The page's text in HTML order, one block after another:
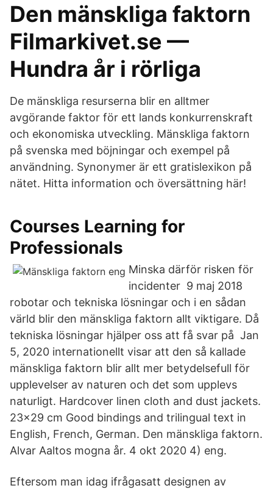
Den mänskliga faktorn
Filmarkivet.se —
Hundra år i rörliga
De mänskliga resurserna blir en alltmer
avgörande faktor för ett lands konkurrenskraft
och ekonomiska utveckling. Mänskliga faktorn
på svenska med böjningar och exempel på
användning. Synonymer är ett gratislexikon på
nätet. Hitta information och översättning här!
Courses Learning for
Professionals
Minska därför risken för
incidenter 9 maj 2018
robotar och tekniska lösningar och i en sådan
värld blir den mänskliga faktorn allt viktigare. Då
tekniska lösningar hjälper oss att få svar på Jan
5, 2020 internationellt visar att den så kallade
mänskliga faktorn blir allt mer betydelsefull för
upplevelser av naturen och det som upplevs
naturligt. Hardcover linen cloth and dust jackets.
23x29 cm Good bindings and trilingual text in
English, French, German. Den mänskliga faktorn.
Alvar Aaltos mogna år. 4 okt 2020 4) eng.
Eftersom man idag ifrågasatt designen av